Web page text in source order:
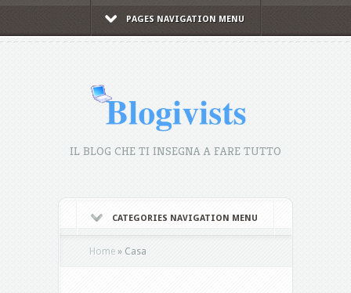
PAGES NAVIGATION MENU
IL BLOG CHE TI INSEGNA A FARE TUTTO
CATEGORIES NAVIGATION MENU
Home » Casa